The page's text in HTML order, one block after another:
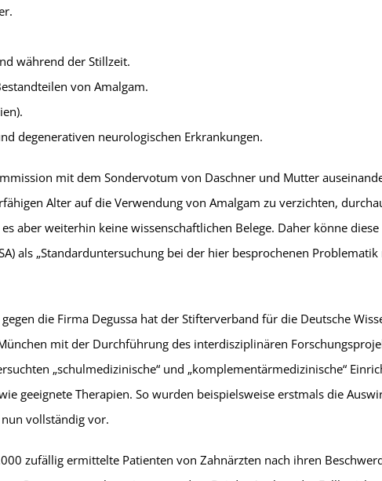
während der Stillzeit.
von Amalgam.
degenerativen neurologischen Erkrankungen.
mit dem Sondervotum von Daschner und Mutter
Alter auf die Verwendung von Amalgam zu verzichten,
aber weiterhin keine wissenschaftlichen Belege. Daher könne
als „Standarduntersuchung bei der hier besprochenen
die Firma Degussa hat der Stifterverband für die Deutsche
mit der Durchführung des interdisziplinären
„schulmedizinische“ und „komplementärmedizinische“
geeignete Therapien. So wurden beispielsweise erstmals die
vollständig vor.
zufällig ermittelte Patienten von Zahnärzten nach ihren